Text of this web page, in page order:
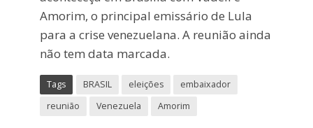
Amorim, o principal emissário de Lula
para a crise venezuelana. A reunião ainda
não tem data marcada.
Tags BRASIL eleições
embaixador
reunião
Venezuela Amorim